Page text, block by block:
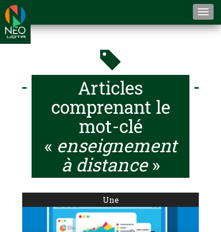
Articles
comprenant le
mot-clé
« enseignement
à distance»
Une